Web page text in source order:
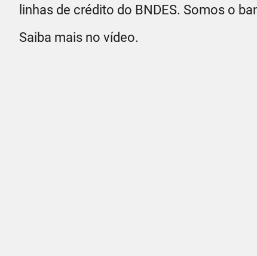
linhas de crédito do BNDES. Somos o
Saiba mais no vídeo.